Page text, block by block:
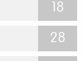
18
28